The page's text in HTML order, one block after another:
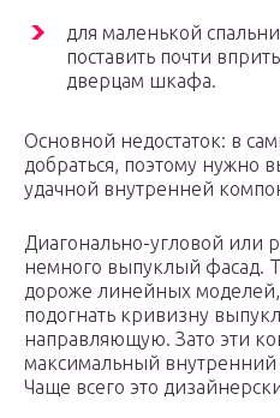
для маленькой
поставить почти
дверцам шкафа.
Основной недостаток: в
добраться, поэтому нужно
удачной внутренней
Диагонально-угловой
немного выпуклый фасад.
дороже линейных моделей,
подогнать кривизну
направляющую. Зато эти
максимальный
Чаще всего это